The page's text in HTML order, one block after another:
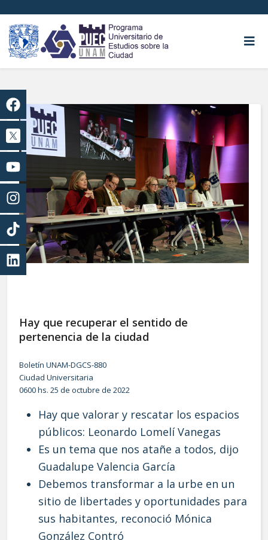
Hay que recuperar el sentido de
pertenencia de la ciudad
Boletín UNAM-DGCS-880
Ciudad Universitaria
0600 hs. 25 de octubre de 2022
Hay que valorar y rescatar los espacios
públicos: Leonardo Lomelí Vanegas
Es un tema que nos atañe a todos, dijo
Guadalupe Valencia García
Debemos transformar a la urbe en un
sitio de libertades y oportunidades para
sus habitantes, reconoció Mónica
González Contró